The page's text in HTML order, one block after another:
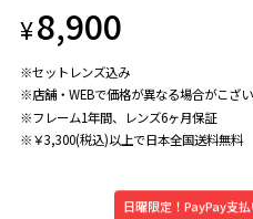
¥8,900
※セットレンズ込み
※店舗・WEBで価格が異なる場合がこざい
※フレーム1年間、レンズ6ヶ月保証
※￥3,300(税込)以上で日本全国送料無料
日曜限定！PayPay支